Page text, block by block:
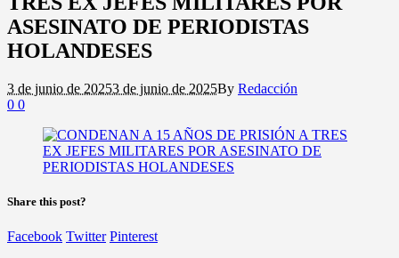
ASESINATO DE PERIODISTAS
HOLANDESES
3 de junio de 20253 de junio de 2025By Redacción
0 0
Share this post?
Facebook Twitter Pinterest